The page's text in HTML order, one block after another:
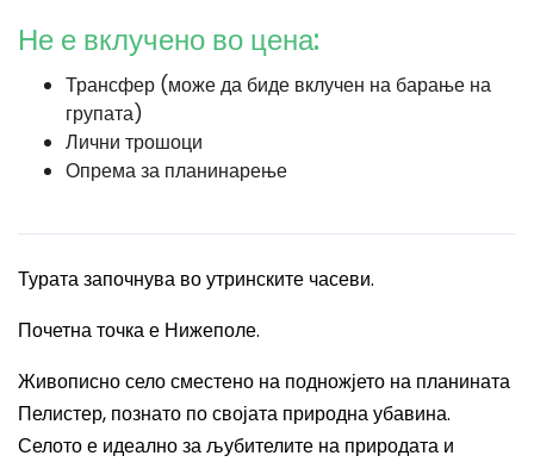
Не е вклучено во цена:
Трансфер (може да биде вклучен на барање на
групата)
Лични трошоци
Опрема за планинарење
Турата започнува во утринските часеви.
Почетна точка е Нижеполе.
Живописно село сместено на подножјето на планината
Пелистер, познато по својата природна убавина.
Селото е идеално за љубителите на природата и